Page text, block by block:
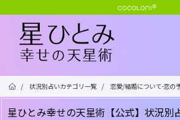
/ 状況別占いカテゴリ一覧 / 恋愛/結婚について-恋の
星ひとみ幸せの天星術【公式】状況別